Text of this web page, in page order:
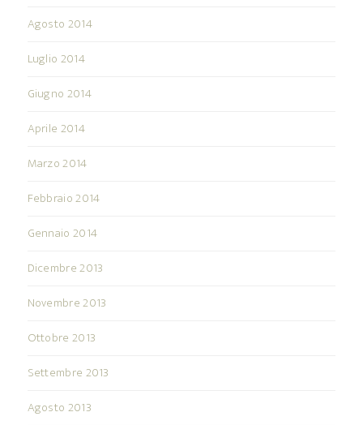
Agosto 2014
Luglio 2014
Giugno 2014
Aprile 2014
Marzo 2014
Febbraio 2014
Gennaio 2014
Dicembre 2013
Novembre 2013
Ottobre 2013
Settembre 2013
Agosto 2013